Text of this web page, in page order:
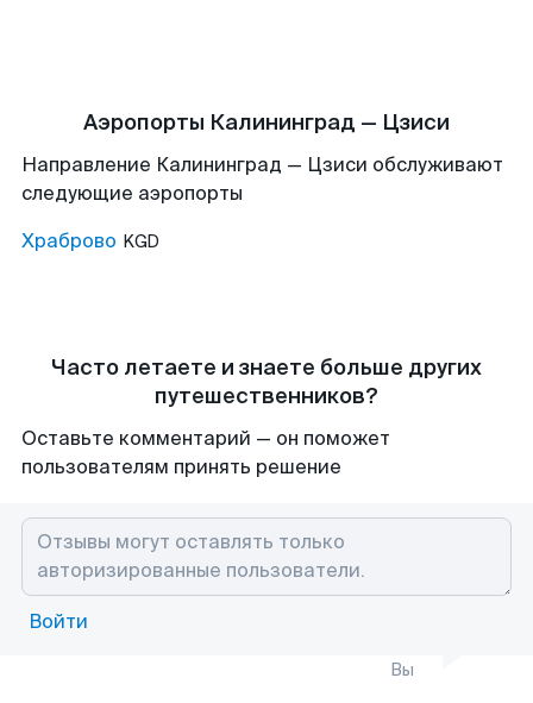
Аэропорты Калининград — Цзиси
Направление Калининград — Цзиси обслуживают
следующие аэропорты
Храброво KGD
Часто летаете и знаете больше других
путешественников?
Оставьте комментарий — он поможет
пользователям принять решение
Войти
Вы